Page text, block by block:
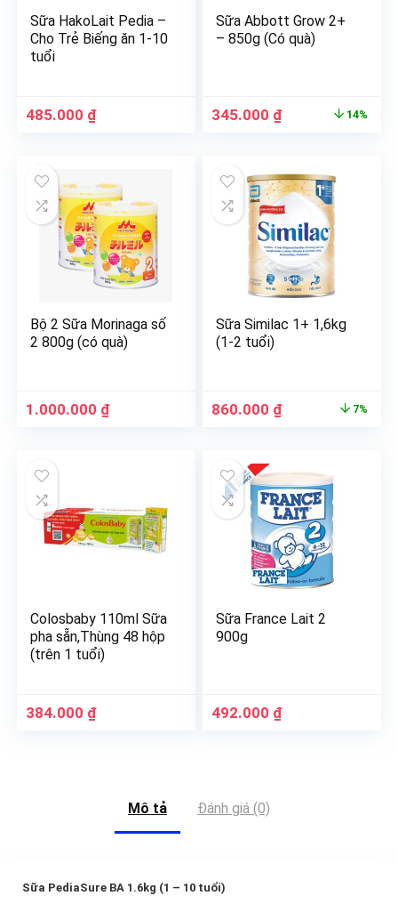
Sữa HakoLait Pedia –
Cho Trẻ Biếng ăn 1-10
tuổi
485.000 ₫
Sữa Abbott Grow 2+
– 850g (Có quà)
345.000 ₫ 14%
Bộ 2 Sữa Morinaga số
2 800g (có quà)
1.000.000 ₫
Sữa Similac 1+ 1,6kg
(1-2 tuổi)
860.000 ₫ 7%
Colosbaby 110ml Sữa
pha sẵn,Thùng 48 hộp
(trên 1 tuổi)
384.000 ₫
Sữa France Lait 2
900g
492.000 ₫
Mô tả Đánh giá (0)
Sữa PediaSure BA 1.6kg (1 – 10 tuổi)